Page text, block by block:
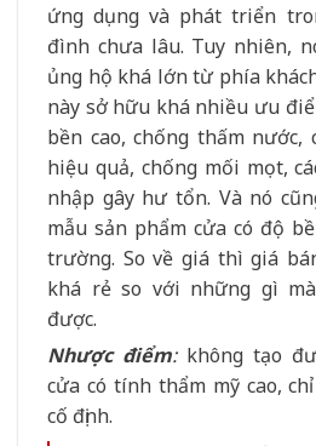
ứng dụng và phát triển
đình chưa lâu. Tuy nhiên,
ủng hộ khá lớn từ phía
này sở hữu khá nhiều ưu
bền cao, chống thấm nước,
hiệu quả, chống mối mọt,
nhập gây hư tổn. Và nó
mẫu sản phẩm cửa có độ
trường. So về giá thì giá
khá rẻ so với những gì
được.
Nhược điểm:không tạo
cửa có tính thẩm mỹ cao,
cố định.